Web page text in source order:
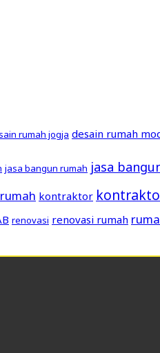
rumah jogja desain rumah
jasa bangun rumah jasa
kontraktor
renovasi renovasi rumah